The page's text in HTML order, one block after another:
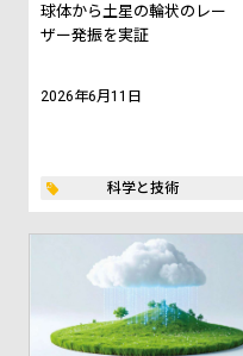
球体から土星の輪状のレー
ザー発振を実証
2026年6月11日
科学と技術